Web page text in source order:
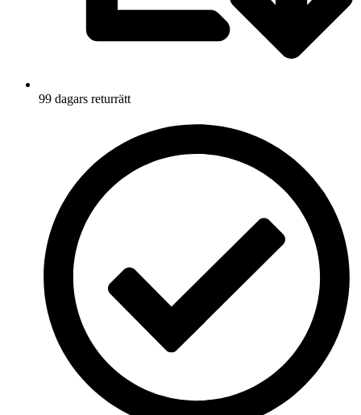
99 dagars returrätt